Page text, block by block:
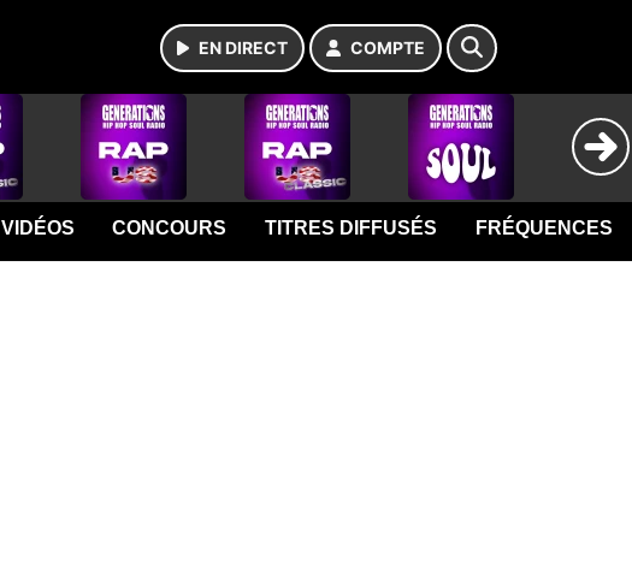
EN DIRECT COMPTE
VIDÉOS CONCOURS TITRES DIFFUSÉS FRÉQUENCES